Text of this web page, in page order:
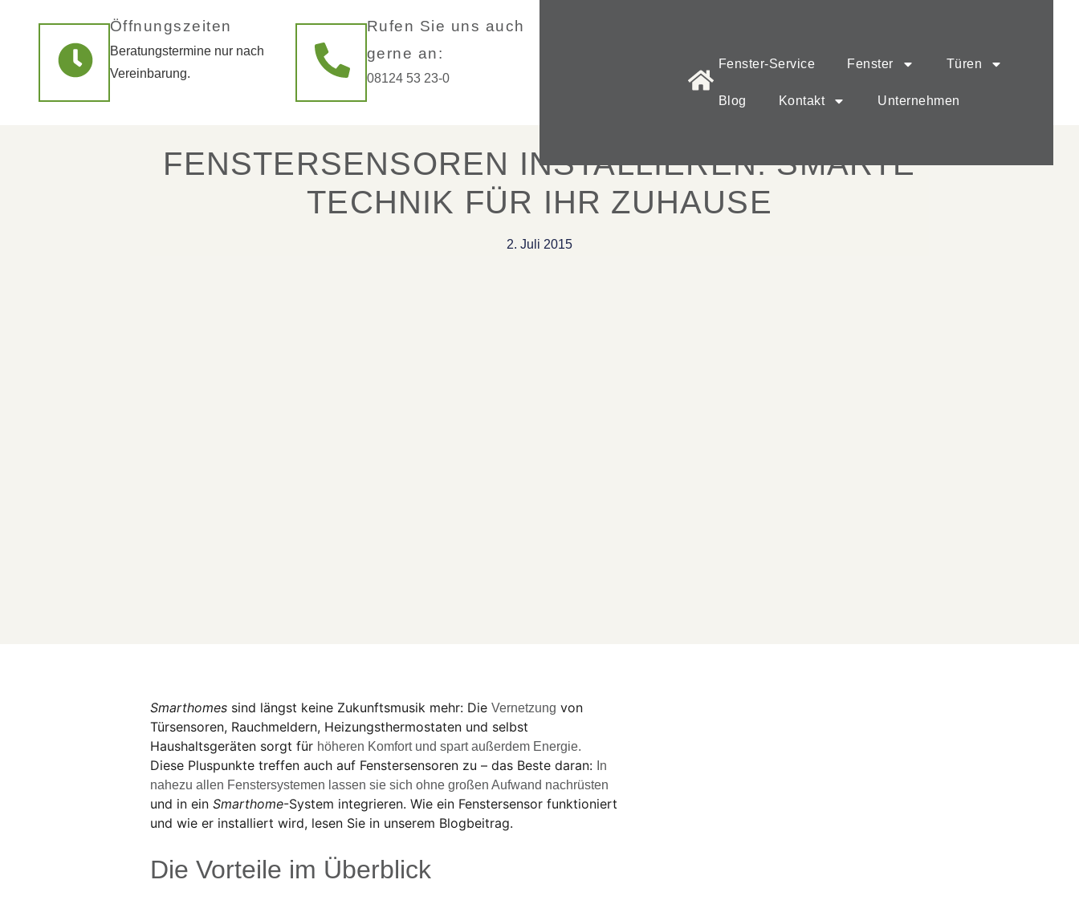
Öffnungszeiten
Beratungstermine nur nach
Vereinbarung.
Rufen Sie uns auch
gerne an:
08124 53 23-0
Fenster-Service Fenster Türen
Blog Kontakt Unternehmen
FENSTERSENSOREN INSTALLIEREN: SMARTE
TECHNIK FÜR IHR ZUHAUSE
2. Juli 2015
Smarthomes sind längst keine Zukunftsmusik mehr: Die Vernetzung von
Türsensoren, Rauchmeldern, Heizungsthermostaten und selbst
Haushaltsgeräten sorgt für höheren Komfort und spart außerdem Energie.
Diese Pluspunkte treffen auch auf Fenstersensoren zu – das Beste daran: In
nahezu allen Fenstersystemen lassen sie sich ohne großen Aufwand nachrüsten
und in ein Smarthome-System integrieren. Wie ein Fenstersensor funktioniert
und wie er installiert wird, lesen Sie in unserem Blogbeitrag.
Die Vorteile im Überblick